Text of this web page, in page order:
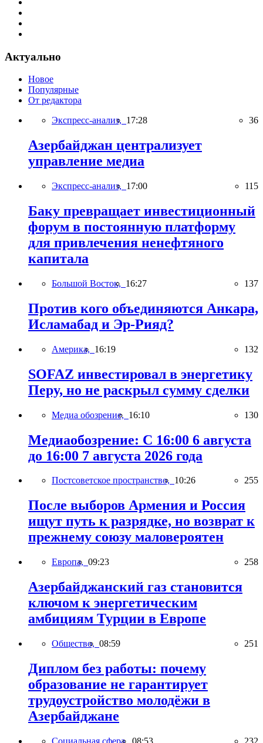
Актуально
Новое
Популярные
От редактора
Экспресс-анализ, 17:28 36
Азербайджан централизует
управление медиа
Экспресс-анализ, 17:00 115
Баку превращает инвестиционный
форум в постоянную платформу
для привлечения ненефтяного
капитала
Большой Восток, 16:27 137
Против кого объединяются Анкара,
Исламабад и Эр-Рияд?
Америка, 16:19 132
SOFAZ инвестировал в энергетику
Перу, но не раскрыл сумму сделки
Медиа обозрение, 16:10 130
Медиаобозрение: С 16:00 6 августа
до 16:00 7 августа 2026 года
Постсоветское пространство, 10:26 255
После выборов Армения и Россия
ищут путь к разрядке, но возврат к
прежнему союзу маловероятен
Европа, 09:23 258
Азербайджанский газ становится
ключом к энергетическим
амбициям Турции в Европе
Общество, 08:59 251
Диплом без работы: почему
образование не гарантирует
трудоустройство молодёжи в
Азербайджане
Социальная сфера, 08:53 232